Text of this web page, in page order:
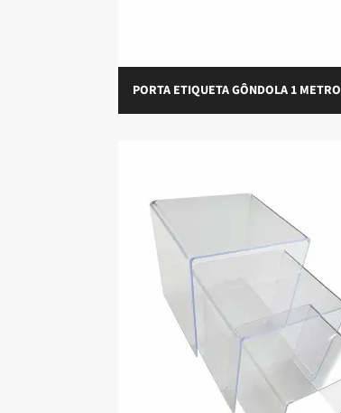
PORTA ETIQUETA GÔNDOLA 1 METRO